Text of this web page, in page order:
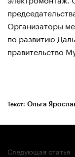
Организаторы
по развитию
правительство
Текст: Ольга
Следующая статья